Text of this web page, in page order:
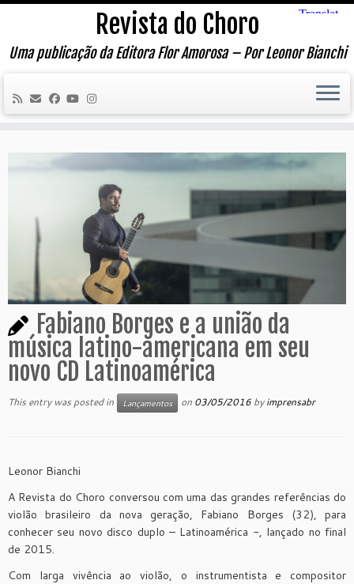
Skip
content
Revista do Choro
Uma publicação da Editora Flor Amorosa – Por Leonor Bianchi
Fabiano Borges e a união da
música latino-americana em seu
novo CD Latinoamérica
This entry was posted in Lançamentos on 03/05/2016 byimprensabr
Leonor Bianchi
A Revista do Choro conversou com uma das grandes referências do
violão brasileiro da nova geração, Fabiano Borges (32), para
conhecer seu novo disco duplo – Latinoamérica -, lançado no final
de 2015.
Com larga vivência ao violão, o instrumentista e compositor